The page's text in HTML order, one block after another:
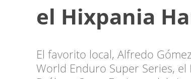
el Hixpania
El favorito local, Alfredo
World Enduro Super Series,